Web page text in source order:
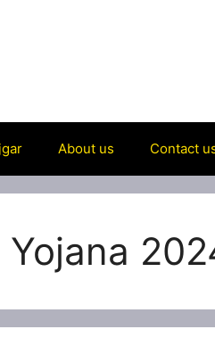
About us Contact